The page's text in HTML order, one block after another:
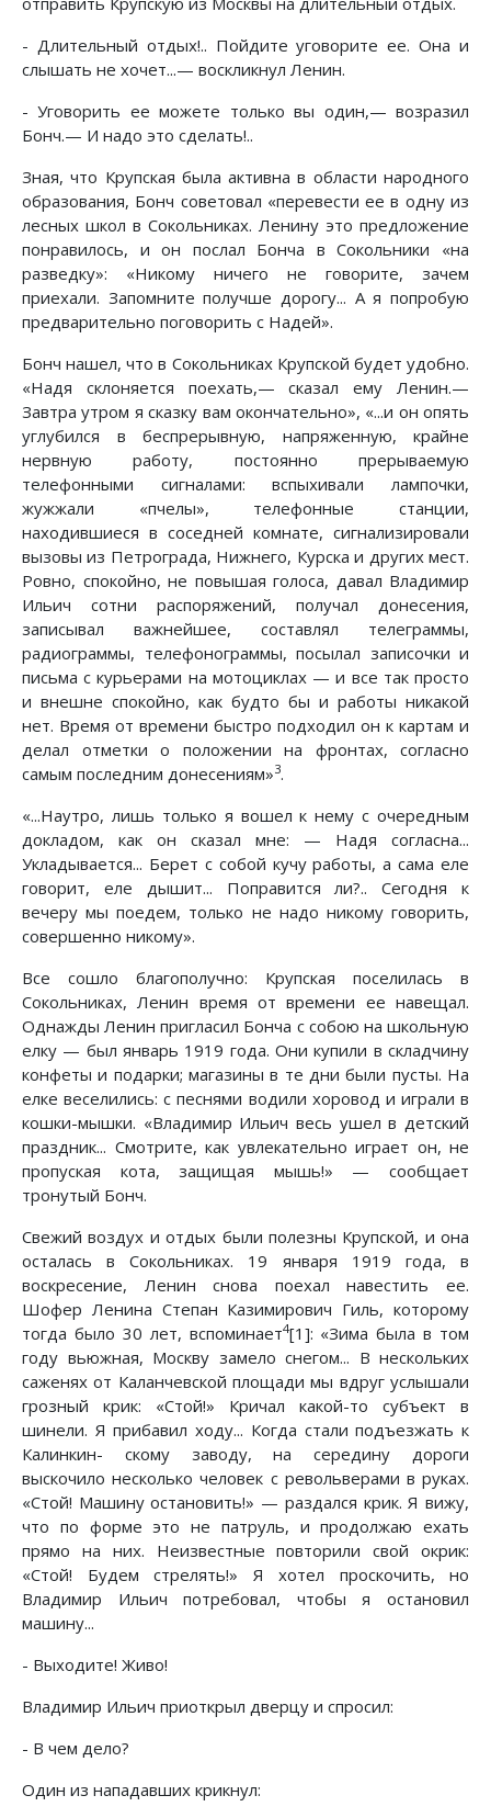
- Длительный отдых!.. Пойдите уговорите ее. Она и
слышать не хочет...— воскликнул Ленин.
- Уговорить ее можете только вы один,— возразил
Бонч.— И надо это сделать!..
Зная, что Крупская была активна в области народного
образования, Бонч советовал «перевести ее в одну из
лесных школ в Сокольниках. Ленину это предложение
понравилось, и он послал Бонча в Сокольники «на
разведку»: «Никому ничего не говорите, зачем
приехали. Запомните получше дорогу... А я попробую
предварительно поговорить с Надей».
Бонч нашел, что в Сокольниках Крупской будет удобно.
«Надя склоняется поехать,— сказал ему Ленин.—
Завтра утром я сказку вам окончательно», «...и он опять
углубился в беспрерывную, напряженную, крайне
нервную работу, постоянно прерываемую
телефонными сигналами: вспыхивали лампочки,
жужжали «пчелы», телефонные станции,
находившиеся в соседней комнате, сигнализировали
вызовы из Петрограда, Нижнего, Курска и других мест.
Ровно, спокойно, не повышая голоса, давал Владимир
Ильич сотни распоряжений, получал донесения,
записывал важнейшее, составлял телеграммы,
радиограммы, телефонограммы, посылал записочки и
письма с курьерами на мотоциклах — и все так просто
и внешне спокойно, как будто бы и работы никакой
нет. Время от времени быстро подходил он к картам и
делал отметки о положении на фронтах, согласно
самым последним донесениям»3.
«...Наутро, лишь только я вошел к нему с очередным
докладом, как он сказал мне: — Надя согласна...
Укладывается... Берет с собой кучу работы, а сама еле
говорит, еле дышит... Поправится ли?.. Сегодня к
вечеру мы поедем, только не надо никому говорить,
совершенно никому».
Все сошло благополучно: Крупская поселилась в
Сокольниках, Ленин время от времени ее навещал.
Однажды Ленин пригласил Бонча с собою на школьную
елку — был январь 1919 года. Они купили в складчину
конфеты и подарки; магазины в те дни были пусты. На
елке веселились: с песнями водили хоровод и играли в
кошки-мышки. «Владимир Ильич весь ушел в детский
праздник... Смотрите, как увлекательно играет он, не
пропуская кота, защищая мышь!» — сообщает
тронутый Бонч.
Свежий воздух и отдых были полезны Крупской, и она
осталась в Сокольниках. 19 января 1919 года, в
воскресение, Ленин снова поехал навестить ее.
Шофер Ленина Степан Казимирович Гиль, которому
тогда было 30 лет, вспоминает4[1]: «Зима была в том
году вьюжная, Москву замело снегом... В нескольких
саженях от Каланчевской площади мы вдруг услышали
грозный крик: «Стой!» Кричал какой-то субъект в
шинели. Я прибавил ходу... Когда стали подъезжать к
Калинкин- скому заводу, на середину дороги
выскочило несколько человек с револьверами в руках.
«Стой! Машину остановить!» — раздался крик. Я вижу,
что по форме это не патруль, и продолжаю ехать
прямо на них. Неизвестные повторили свой окрик:
«Стой! Будем стрелять!» Я хотел проскочить, но
Владимир Ильич потребовал, чтобы я остановил
машину...
- Выходите! Живо!
Владимир Ильич приоткрыл дверцу и спросил:
- В чем дело?
Один из нападавших крикнул: